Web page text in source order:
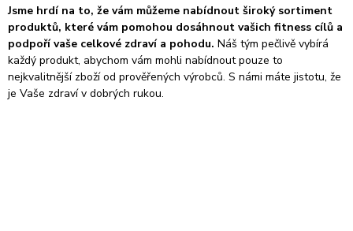
Jsme hrdí na to, že vám můžeme nabídnout široký sortiment
produktů, které vám pomohou dosáhnout vašich fitness cílů a
podpoří vaše celkové zdraví a pohodu. Náš tým pečlivě vybírá
každý produkt, abychom vám mohli nabídnout pouze to
nejkvalitnější zboží od prověřených výrobců. S námi máte jistotu, že
je Vaše zdraví v dobrých rukou.